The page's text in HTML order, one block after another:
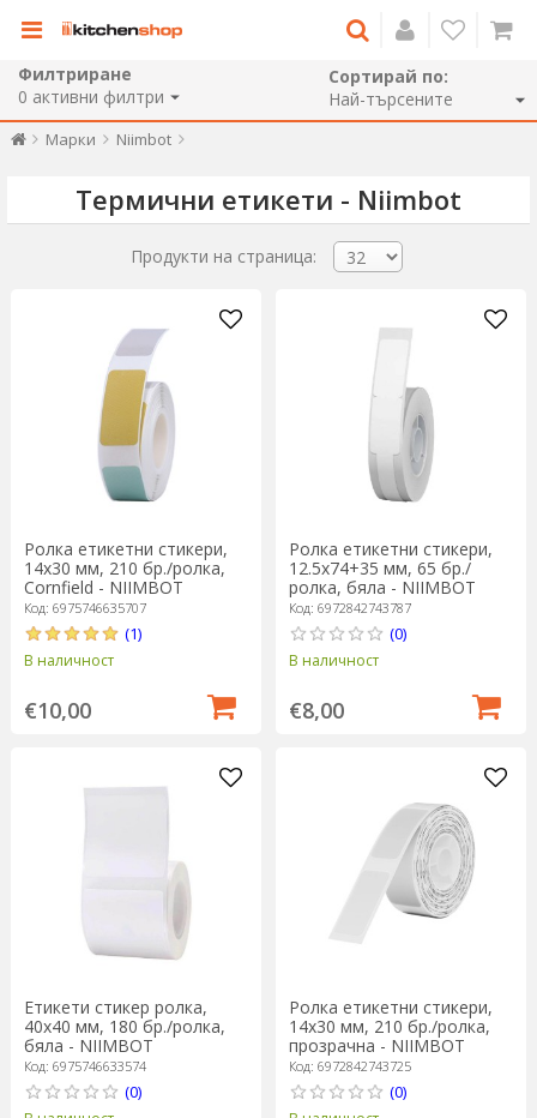
Филтриране
0 активни филтри
Сортирай по:
Марки Niimbot
Термични етикети - Niimbot
Продукти на страница:
Ролка етикетни стикери,
14х30 мм, 210 бр./ролка,
Cornfield - NIIMBOT
Код: 6975746635707
(1)
В наличност
€10,00
Ролка етикетни стикери,
12.5x74+35 мм, 65 бр./
ролка, бяла - NIIMBOT
Код: 6972842743787
(0)
В наличност
€8,00
Етикети стикер ролка,
40x40 мм, 180 бр./ролка,
бяла - NIIMBOT
Код: 6975746633574
(0)
Ролка етикетни стикери,
14x30 мм, 210 бр./ролка,
прозрачна - NIIMBOT
Код: 6972842743725
(0)